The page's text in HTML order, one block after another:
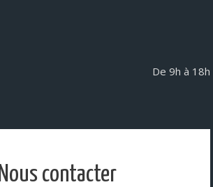
De 9h à 18h
Nous contacter